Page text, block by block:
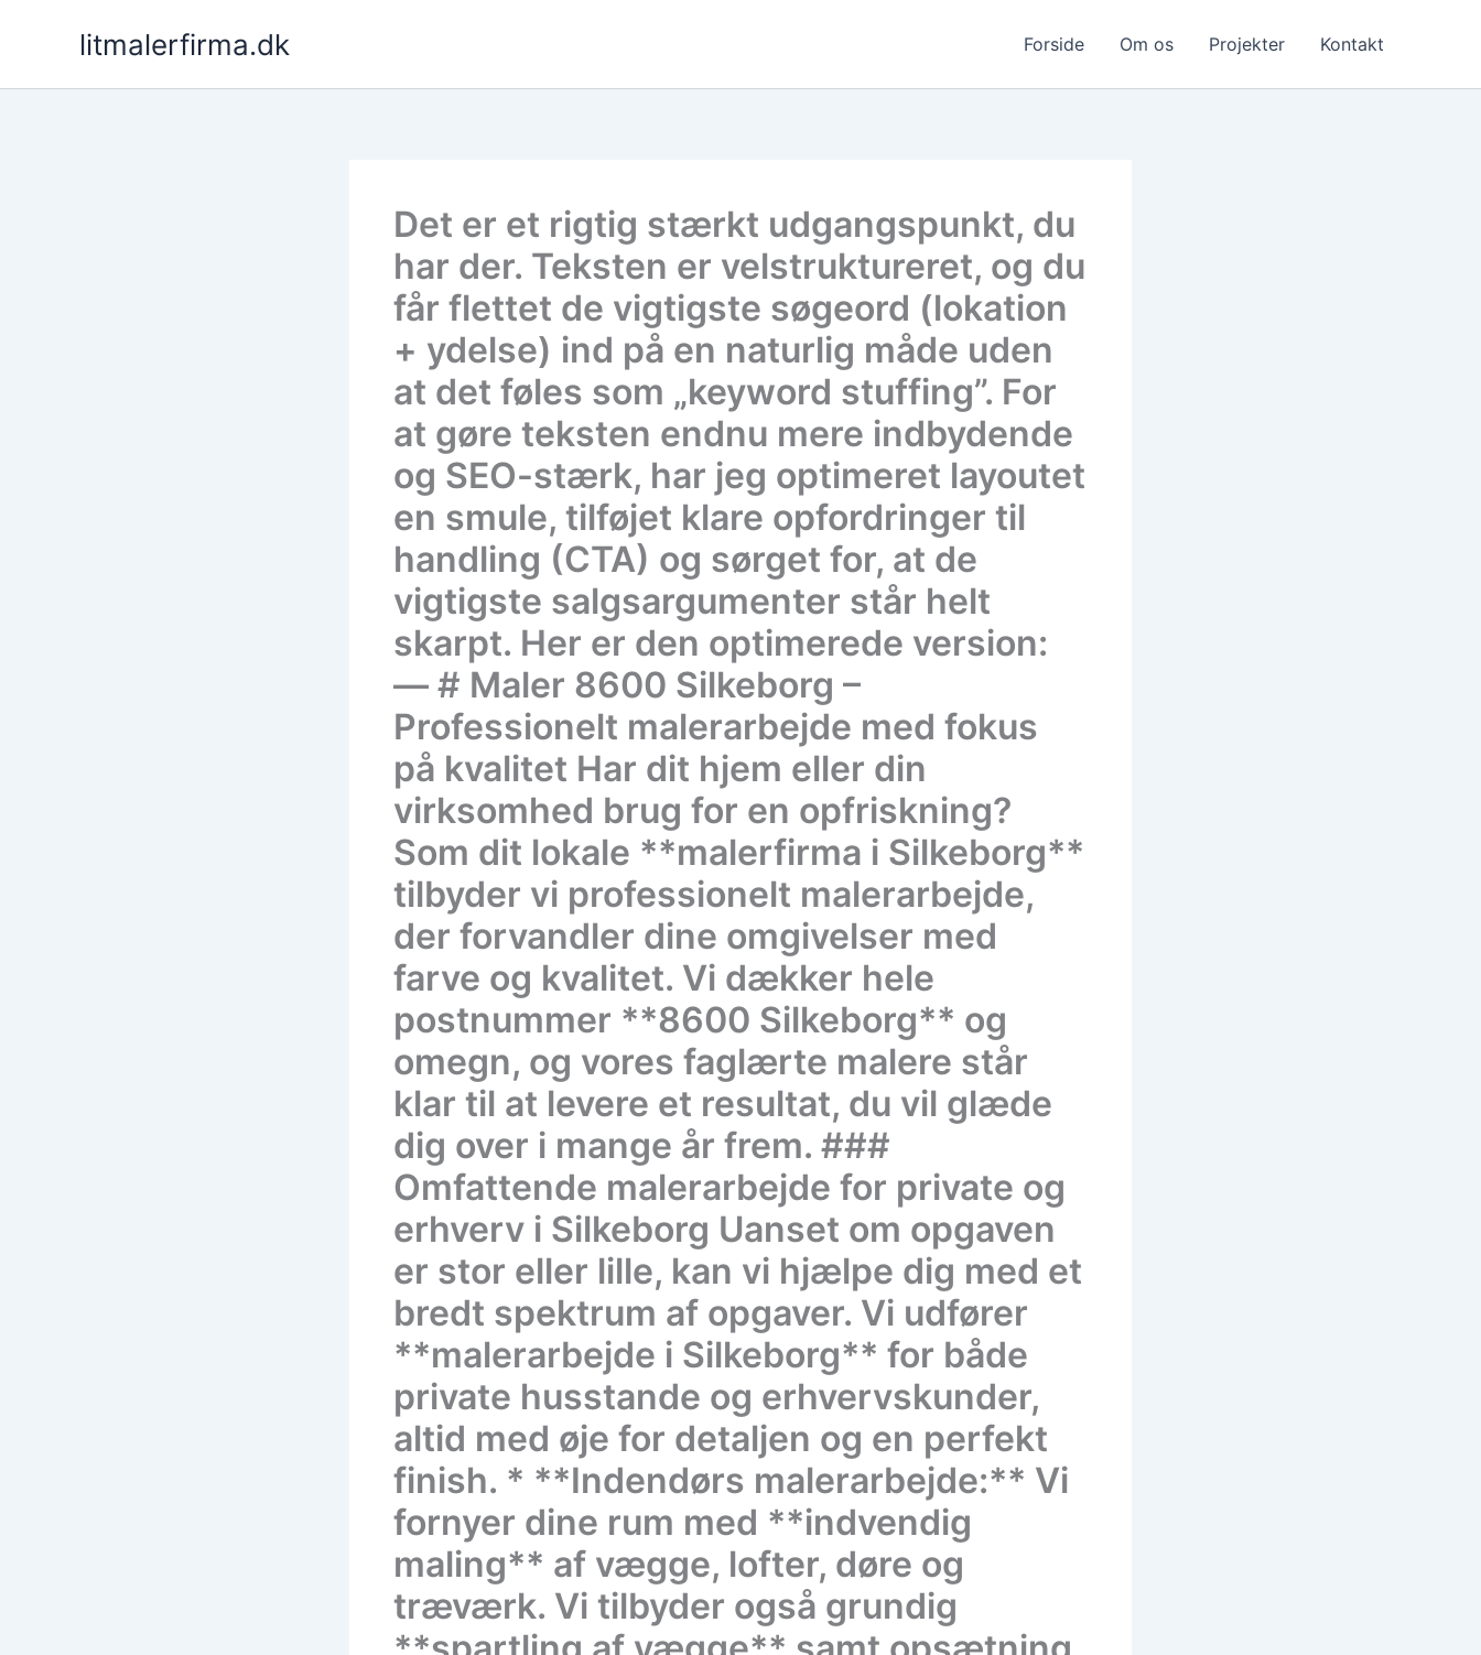
litmalerfirma.dk Forside Om os Projekter Kontakt
Det er et rigtig stærkt udgangspunkt, du
har der. Teksten er velstruktureret, og du
får flettet de vigtigste søgeord (lokation
+ ydelse) ind på en naturlig måde uden
at det føles som „keyword stuffing”. For
at gøre teksten endnu mere indbydende
og SEO-stærk, har jeg optimeret layoutet
en smule, tilføjet klare opfordringer til
handling (CTA) og sørget for, at de
vigtigste salgsargumenter står helt
skarpt. Her er den optimerede version:
— # Maler 8600 Silkeborg –
Professionelt malerarbejde med fokus
på kvalitet Har dit hjem eller din
virksomhed brug for en opfriskning?
Som dit lokale **malerfirma i Silkeborg**
tilbyder vi professionelt malerarbejde,
der forvandler dine omgivelser med
farve og kvalitet. Vi dækker hele
postnummer **8600 Silkeborg** og
omegn, og vores faglærte malere står
klar til at levere et resultat, du vil glæde
dig over i mange år frem. ###
Omfattende malerarbejde for private og
erhverv i Silkeborg Uanset om opgaven
er stor eller lille, kan vi hjælpe dig med et
bredt spektrum af opgaver. Vi udfører
**malerarbejde i Silkeborg** for både
private husstande og erhvervskunder,
altid med øje for detaljen og en perfekt
finish. * **Indendørs malerarbejde:** Vi
fornyer dine rum med **indvendig
maling** af vægge, lofter, døre og
træværk. Vi tilbyder også grundig